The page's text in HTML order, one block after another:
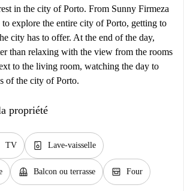
in the city of Porto. From Sunny Firmeza
explore the entire city of Porto, getting to
city has to offer. At the end of the day,
than relaxing with the view from the rooms
to the living room, watching the day to
of the city of Porto.
propriété
TV dishwasher_gen Lave-vaisselle
balcony Balcon ou terrasse oven_gen Four